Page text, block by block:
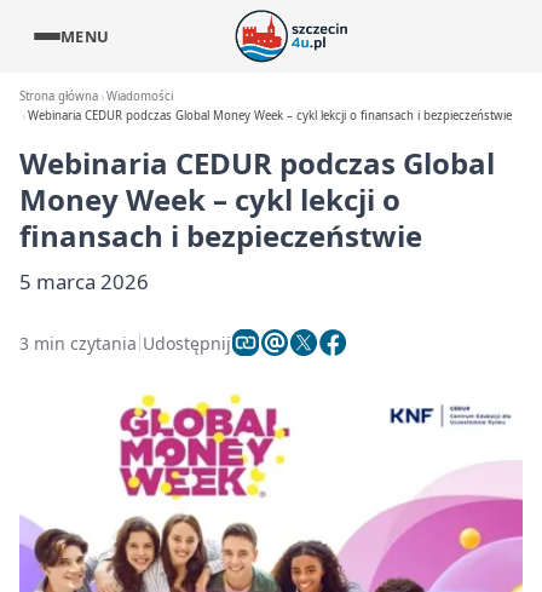
MENU
Strona główna Wiadomości
Webinaria CEDUR podczas Global Money Week – cykl lekcji o finansach i bezpieczeństwie
Webinaria CEDUR podczas Global
Money Week – cykl lekcji o
finansach i bezpieczeństwie
5 marca 2026
3 min czytania Udostępnij